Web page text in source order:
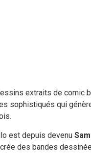
extraits de comic
sophistiqués qui
est depuis devenu
des bandes